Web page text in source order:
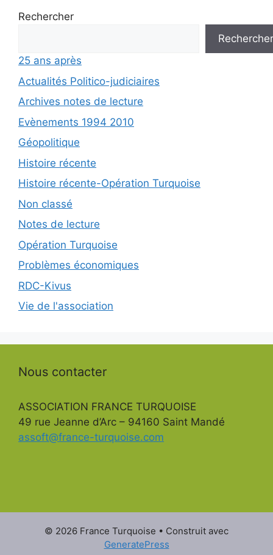
Rechercher
Rechercher
25 ans après
Actualités Politico-judiciaires
Archives notes de lecture
Evènements 1994 2010
Géopolitique
Histoire récente
Histoire récente-Opération Turquoise
Non classé
Notes de lecture
Opération Turquoise
Problèmes économiques
RDC-Kivus
Vie de l'association
Nous contacter
ASSOCIATION FRANCE TURQUOISE
49 rue Jeanne d’Arc – 94160 Saint Mandé
assoft@france-turquoise.com
© 2026 France Turquoise • Construit avec
GeneratePress